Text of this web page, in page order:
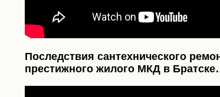
Последствия сантехнического
престижного жилого МКД в